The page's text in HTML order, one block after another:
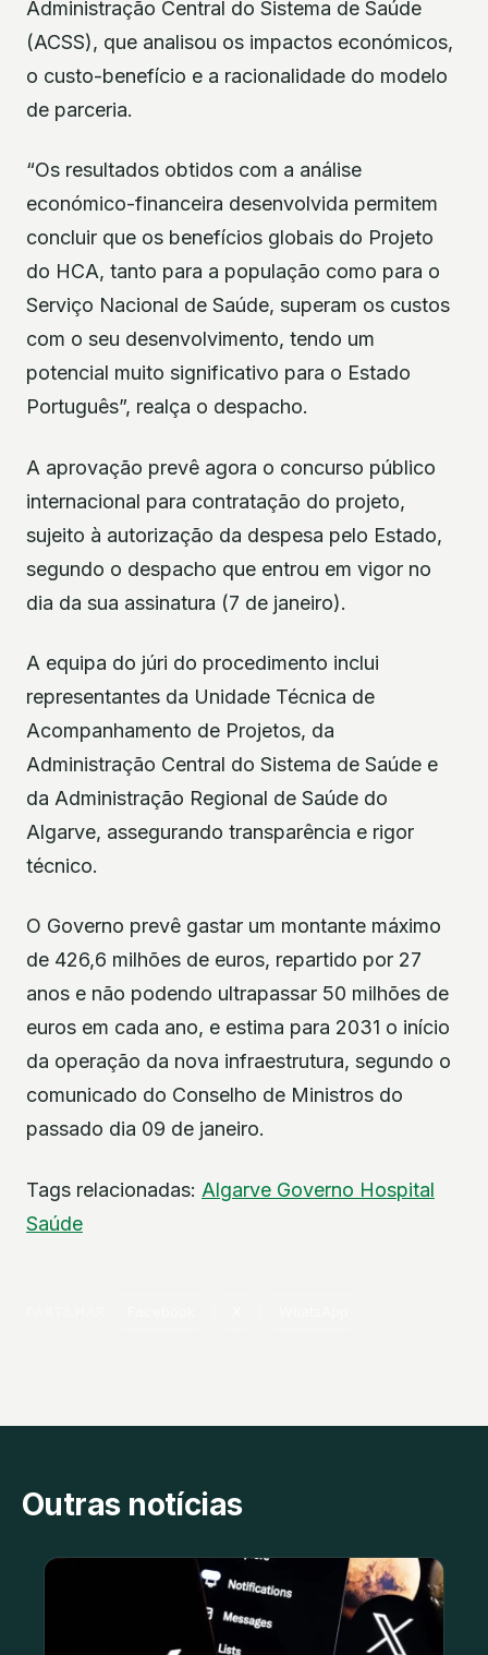
Administração Central do Sistema de Saúde
(ACSS), que analisou os impactos económicos,
o custo-benefício e a racionalidade do modelo
de parceria.
“Os resultados obtidos com a análise
económico-financeira desenvolvida permitem
concluir que os benefícios globais do Projeto
do HCA, tanto para a população como para o
Serviço Nacional de Saúde, superam os custos
com o seu desenvolvimento, tendo um
potencial muito significativo para o Estado
Português”, realça o despacho.
A aprovação prevê agora o concurso público
internacional para contratação do projeto,
sujeito à autorização da despesa pelo Estado,
segundo o despacho que entrou em vigor no
dia da sua assinatura (7 de janeiro).
A equipa do júri do procedimento inclui
representantes da Unidade Técnica de
Acompanhamento de Projetos, da
Administração Central do Sistema de Saúde e
da Administração Regional de Saúde do
Algarve, assegurando transparência e rigor
técnico.
O Governo prevê gastar um montante máximo
de 426,6 milhões de euros, repartido por 27
anos e não podendo ultrapassar 50 milhões de
euros em cada ano, e estima para 2031 o início
da operação da nova infraestrutura, segundo o
comunicado do Conselho de Ministros do
passado dia 09 de janeiro.
Tags relacionadas: Algarve Governo Hospital
Saúde
Outras notícias